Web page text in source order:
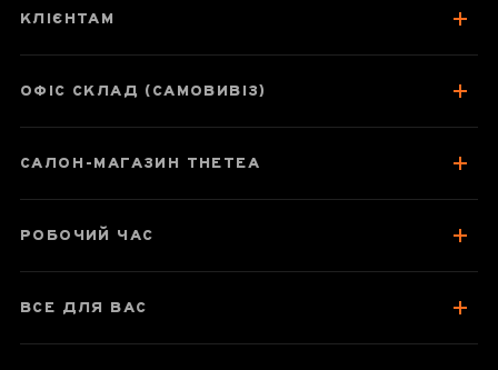
Відгуки чаєманів
КЛІЄНТАМ
ОФІС СКЛАД (САМОВИВІЗ)
САЛОН-МАГАЗИН THETEA
РОБОЧИЙ ЧАС
ВСЕ ДЛЯ ВАС